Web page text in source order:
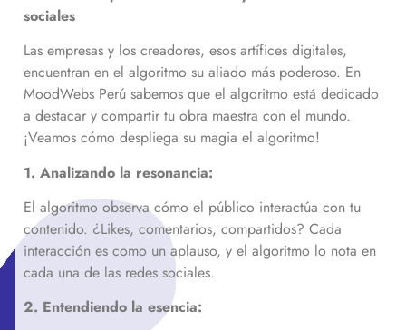
sociales
Las empresas y los creadores, esos artífices digitales,
encuentran en el algoritmo su aliado más poderoso. En
MoodWebs Perú sabemos que el algoritmo está dedicado
a destacar y compartir tu obra maestra con el mundo.
¡Veamos cómo despliega su magia el algoritmo!
1. Analizando la resonancia:
El algoritmo observa cómo el público interactúa con tu
contenido. ¿Likes, comentarios, compartidos? Cada
interacción es como un aplauso, y el algoritmo lo nota en
cada una de las redes sociales.
2. Entendiendo la esencia: